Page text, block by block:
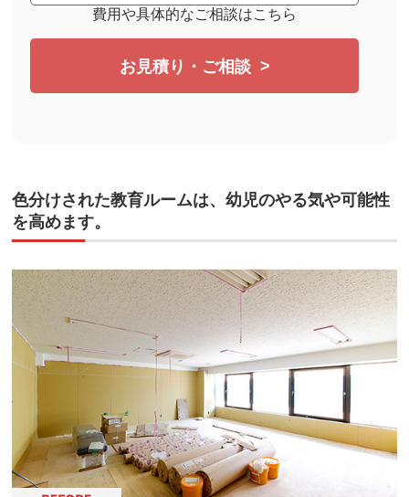
費用や具体的なご相談はこちら
お見積り・ご相談
色分けされた教育ルームは、幼児のやる気や可能性
を高めます。